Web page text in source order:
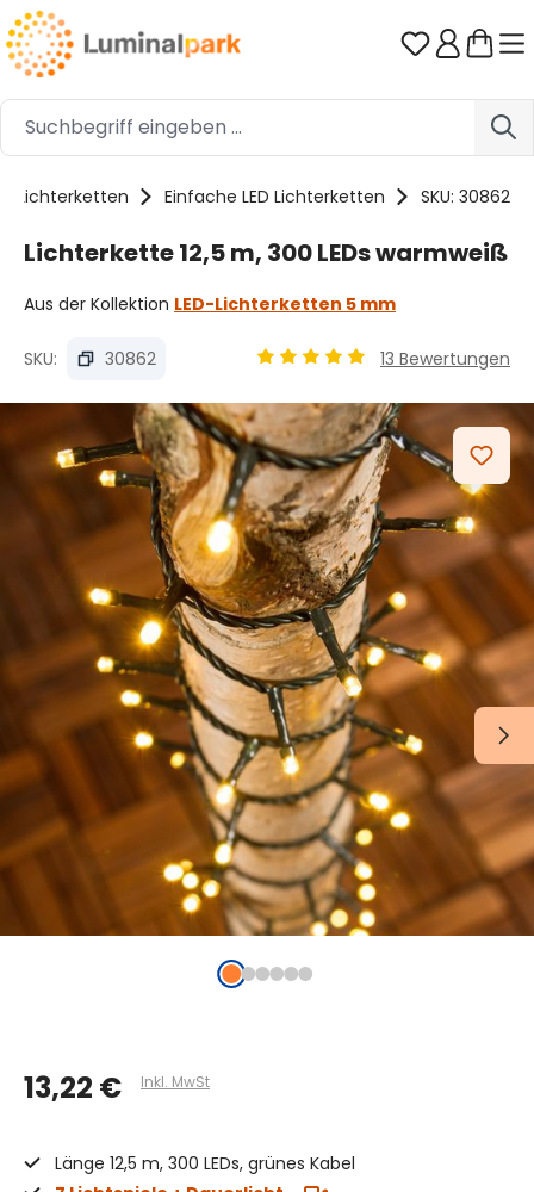
Zum Hauptinhalt springen Du hast 0
Lichterketten Einfache LED Lichterketten SKU: 30862
Lichterkette 12,5 m, 300 LEDs warmweiß
Aus der Kollektion LED-Lichterketten 5 mm
SKU: 30862 13 Bewertungen
Bildergalerie überspringen
13,22 € Inkl. MwSt
Länge 12,5 m, 300 LEDs, grünes Kabel